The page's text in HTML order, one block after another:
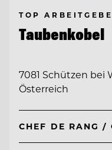
TOP
Taubenkobel
7081 Schützen bei
Österreich
CHEF DE RANG /